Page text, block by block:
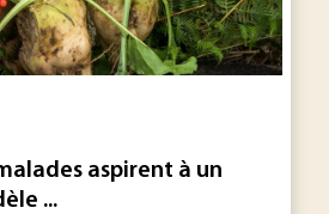
aspirent à un
...